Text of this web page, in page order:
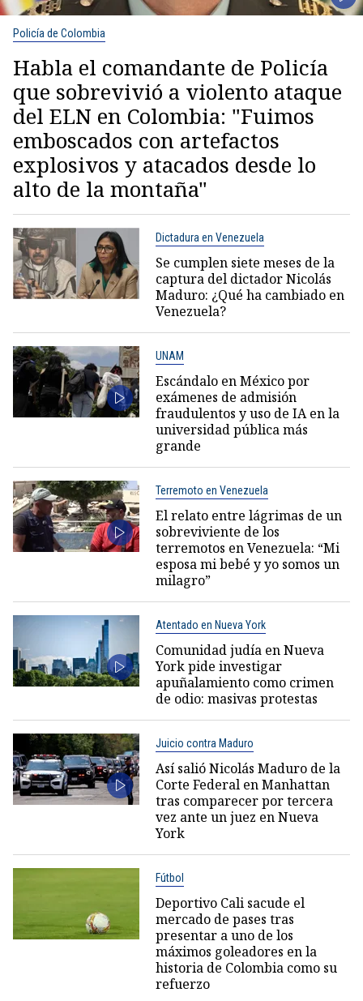
Policía de Colombia
Habla el comandante de Policía
que sobrevivió a violento ataque
del ELN en Colombia: "Fuimos
emboscados con artefactos
explosivos y atacados desde lo
alto de la montaña"
Dictadura en Venezuela
Se cumplen siete meses de la
captura del dictador Nicolás
Maduro: ¿Qué ha cambiado en
Venezuela?
UNAM
Escándalo en México por
exámenes de admisión
fraudulentos y uso de IA en la
universidad pública más
grande
Terremoto en Venezuela
El relato entre lágrimas de un
sobreviviente de los
terremotos en Venezuela: “Mi
esposa mi bebé y yo somos un
milagro”
Atentado en Nueva York
Comunidad judía en Nueva
York pide investigar
apuñalamiento como crimen
de odio: masivas protestas
Juicio contra Maduro
Así salió Nicolás Maduro de la
Corte Federal en Manhattan
tras comparecer por tercera
vez ante un juez en Nueva
York
Fútbol
Deportivo Cali sacude el
mercado de pases tras
presentar a uno de los
máximos goleadores en la
historia de Colombia como su
refuerzo